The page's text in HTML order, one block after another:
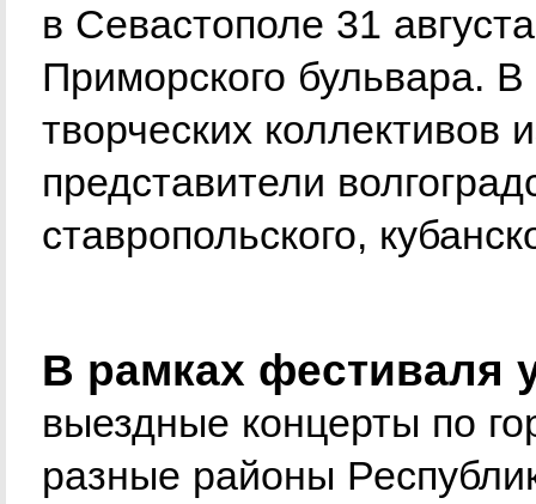
в Севастополе 31
Приморского бульвара.
творческих
представители
ставропольского,
В рамках фестиваля
выездные концерты по
разные районы